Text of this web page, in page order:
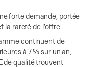
forte demande, portée
la rareté de l’offre.
continuent de
à 7 % sur un an,
de qualité trouvent